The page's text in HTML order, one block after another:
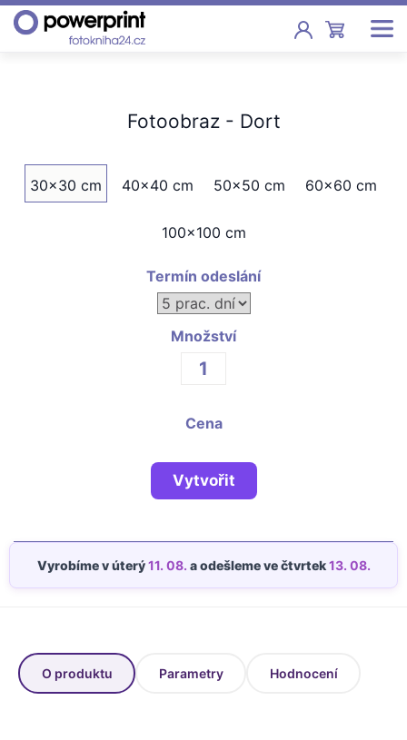
Pevná vazba, sešity, poukazy
Fotokalendáře
Nástěnné, stolní i roční
Tisk fotografií od 2,90 Kč
Hrnky, magnety, trička…
Fotoobraz - Dort
30x30 cm 40x40 cm 50x50 cm 60x60 cm
100x100 cm
Termín odeslání
Množství
Cena
Vytvořit
Vyrobíme v úterý11. 08. a odešleme ve čtvrtek13. 08.
O produktu Parametry Hodnocení